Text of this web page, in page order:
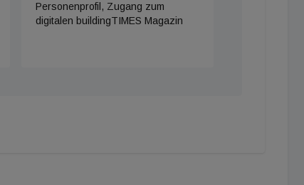
Personenprofil, Zugang zum
digitalen buildingTIMES Magazin